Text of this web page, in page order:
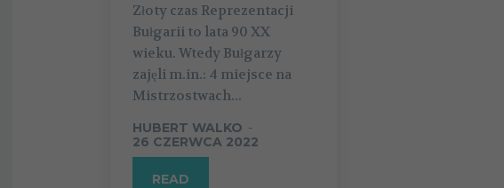
Złoty czas Reprezentacji
Bułgarii to lata 90 XX
wieku. Wtedy Bułgarzy
zajęli m.in.: 4 miejsce na
Mistrzostwach...
HUBERT WALKO -
26 CZERWCA 2022
READ